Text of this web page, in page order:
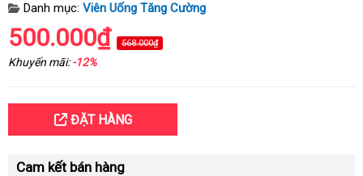
Danh mục: Viên Uống Tăng Cường
500.000₫ 568.000₫
Khuyến mãi:-12%
ĐẶT HÀNG
Cam kết bán hàng